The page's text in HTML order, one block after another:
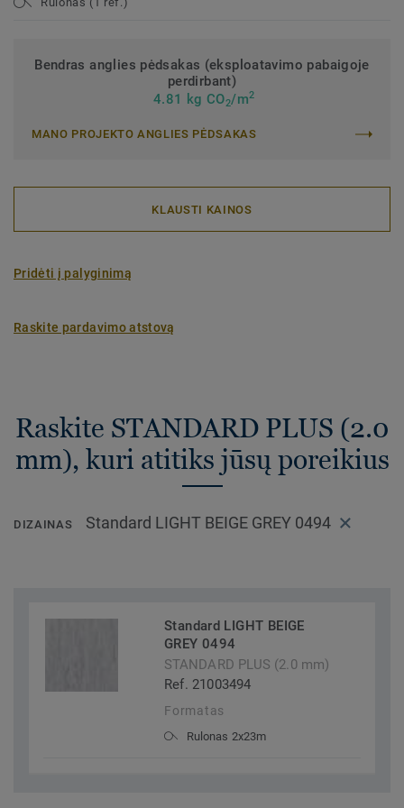
Bendras anglies pėdsakas (eksploatavimo pabaigoje
perdirbant)
4.81 kg CO2/m2
MANO PROJEKTO ANGLIES PĖDSAKAS
KLAUSTI KAINOS
Pridėti į palyginimą
Raskite pardavimo atstovą
Raskite STANDARD PLUS (2.0
mm), kuri atitiks jūsų poreikius
DIZAINAS Standard LIGHT BEIGE GREY 0494
Standard LIGHT BEIGE
GREY 0494
STANDARD PLUS (2.0 mm)
Ref. 21003494
Formatas
Rulonas 2x23m